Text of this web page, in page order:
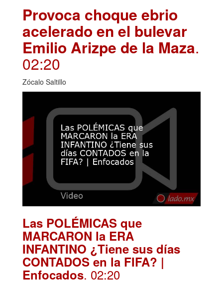
Provoca choque ebrio
acelerado en el bulevar
Emilio Arizpe de la Maza.
02:20
Zócalo Saltillo
Las POLÉMICAS que
MARCARON la ERA
INFANTINO ¿Tiene sus días
CONTADOS en la FIFA? |
Enfocados. 02:20